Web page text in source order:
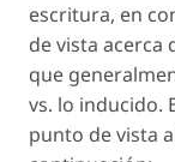
escritura, en
de vista acerca
que
vs. lo inducido.
punto de vista